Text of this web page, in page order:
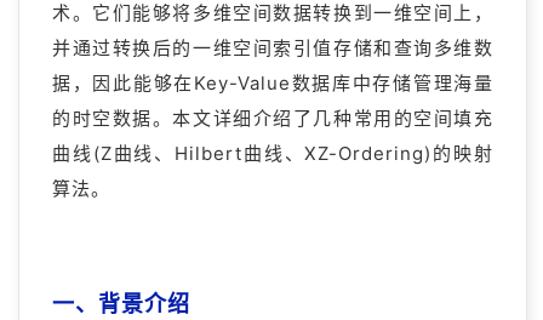
术。它们能够将多维空间数据转换到一维空间上，
并通过转换后的一维空间索引值存储和查询多维数
据，因此能够在Key-Value数据库中存储管理海量
的时空数据。本文详细介绍了几种常用的空间填充
曲线(Z曲线、Hilbert曲线、XZ-Ordering)的映射
算法。
一、背景介绍